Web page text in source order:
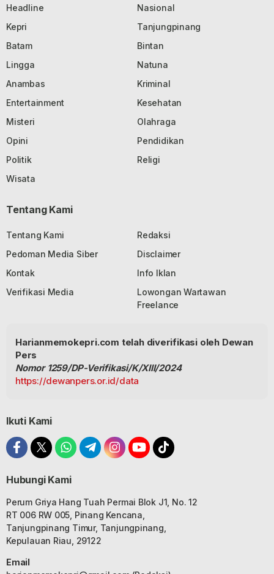
Headline
Nasional
Kepri
Tanjungpinang
Batam
Bintan
Lingga
Natuna
Anambas
Kriminal
Entertainment
Kesehatan
Misteri
Olahraga
Opini
Pendidikan
Politik
Religi
Wisata
Tentang Kami
Tentang Kami
Redaksi
Pedoman Media Siber
Disclaimer
Kontak
Info Iklan
Verifikasi Media
Lowongan Wartawan
Freelance
Harianmemokepri.com telah diverifikasi oleh Dewan
Pers
Nomor 1259/DP-Verifikasi/K/XIII/2024
https://dewanpers.or.id/data
Ikuti Kami
Hubungi Kami
Perum Griya Hang Tuah Permai Blok J1, No. 12
RT 006 RW 005, Pinang Kencana,
Tanjungpinang Timur, Tanjungpinang,
Kepulauan Riau, 29122
Email